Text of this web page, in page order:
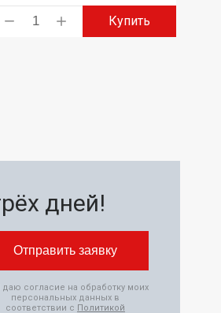
Купить
дней!
даю согласие на обработку моих
персональных данных в
соответствии с Политикой